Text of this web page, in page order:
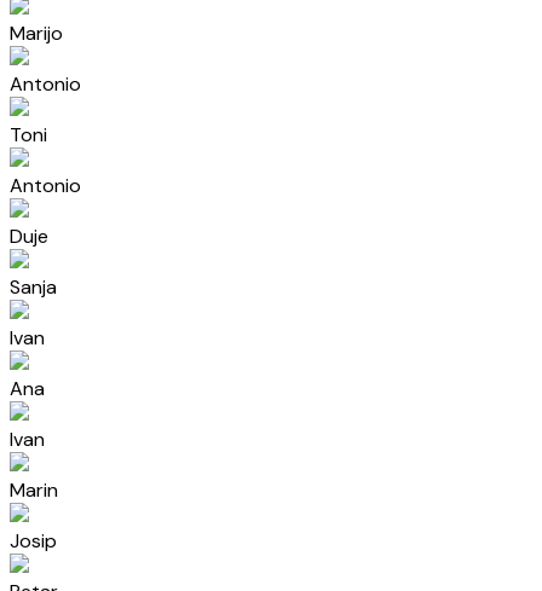
Marijo
Antonio
Toni
Antonio
Duje
Sanja
Ivan
Ana
Ivan
Marin
Josip